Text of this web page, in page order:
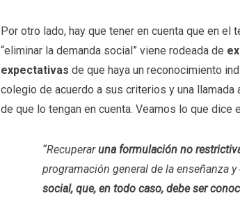
Por otro lado, hay que tener en cuenta que en
“eliminar la demanda social” viene rodeada de
expectativasde que haya un reconocimiento
colegio de acuerdo a sus criterios y una
de que lo tengan en cuenta. Veamos lo que dice
“Recuperaruna formulación no
programación general de la enseñanza y
social, que, en todo caso, debe ser